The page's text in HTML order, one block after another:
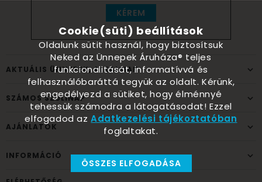
KÉREM
AKTUÁLIS ÜNNEPEK, ALKALMAK
SZÁMOS SZÜLINAP
AJÁNLATOK
INFORMÁCIÓ
Cookie(süti) beállítások
Oldalunk sütit használ, hogy biztosítsuk
Neked az Ünnepek Áruháza® teljes
funkcionalitását, informatívvá és
felhasználóbaráttá tegyük az oldalt. Kérünk,
engedélyezd a sütiket, hogy élménnyé
tehessük számodra a látogatásodat! Ezzel
elfogadod azAdatkezelési tájékoztatóban
foglaltakat.
ÖSSZES ELFOGADÁSA